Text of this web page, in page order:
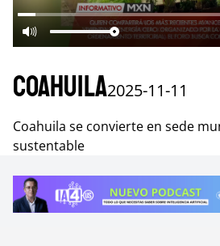
Coahuila2025-11-11
Coahuila se convierte en sede
sustentable